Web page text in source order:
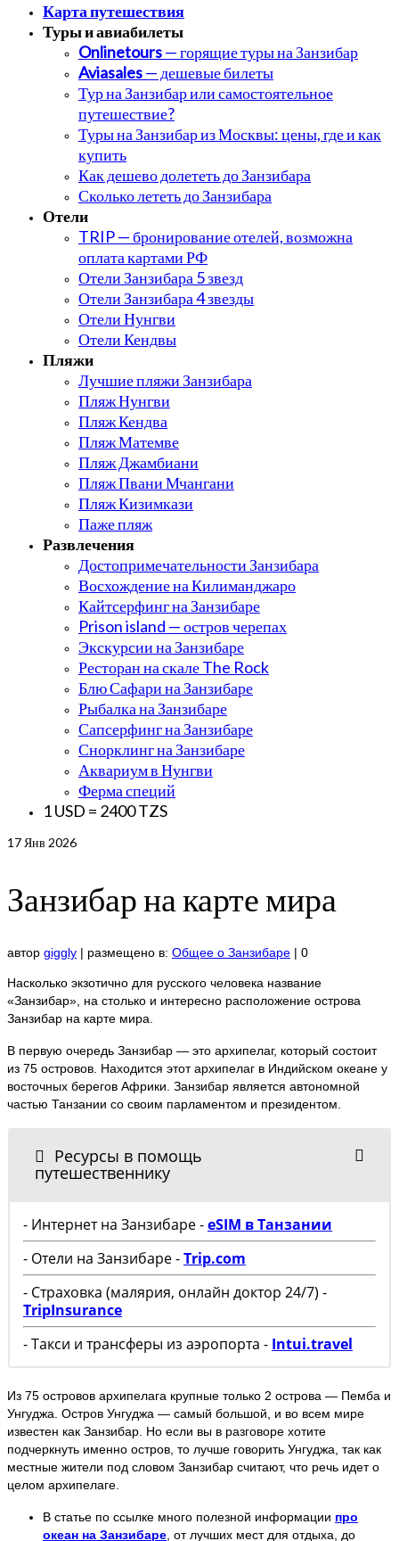
Карта путешествия
Туры и авиабилеты
Onlinetours— горящие туры на Занзибар
Aviasales— дешевые билеты
Тур на Занзибар или самостоятельное
путешествие?
Туры на Занзибар из Москвы: цены, где и как
купить
Как дешево долететь до Занзибара
Сколько лететь до Занзибара
Отели
TRIP — бронирование отелей, возможна
оплата картами РФ
Отели Занзибара 5 звезд
Отели Занзибара 4 звезды
Отели Нунгви
Отели Кендвы
Пляжи
Лучшие пляжи Занзибара
Пляж Нунгви
Пляж Кендва
Пляж Матемве
Пляж Джамбиани
Пляж Пвани Мчангани
Пляж Кизимкази
Паже пляж
Развлечения
Достопримечательности Занзибара
Восхождение на Килиманджаро
Кайтсерфинг на Занзибаре
Prison island — остров черепах
Экскурсии на Занзибаре
Ресторан на скале The Rock
Блю Сафари на Занзибаре
Рыбалка на Занзибаре
Сапсерфинг на Занзибаре
Снорклинг на Занзибаре
Аквариум в Нунгви
Ферма специй
1 USD = 2400 TZS
17 Янв 2026
Занзибар на карте мира
автор giggly | размещено в: Общее о Занзибаре | 0
Насколько экзотично для русского человека название
«Занзибар», на столько и интересно расположение острова
Занзибар на карте мира.
В первую очередь Занзибар — это архипелаг, который состоит
из 75 островов. Находится этот архипелаг в Индийском океане у
восточных берегов Африки. Занзибар является автономной
частью Танзании со своим парламентом и президентом.
Ресурсы в помощь
путешественнику
- Интернет на Занзибаре -eSIM в Танзании
- Отели на Занзибаре -Trip.com
- Страховка (малярия, онлайн доктор 24/7) -
TripInsurance
- Такси и трансферы из аэропорта - Intui.travel
Из 75 островов архипелага крупные только 2 острова — Пемба и
Унгуджа. Остров Унгуджа — самый большой, и во всем мире
известен как Занзибар. Но если вы в разговоре хотите
подчеркнуть именно остров, то лучше говорить Унгуджа, так как
местные жители под словом Занзибар считают, что речь идет о
целом архипелаге.
В статье по ссылке много полезной информации про
океан на Занзибаре , от лучших мест для отдыха, до